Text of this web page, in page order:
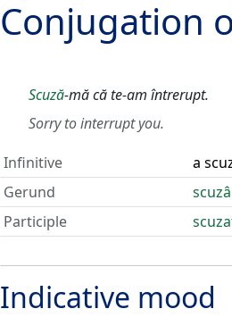
Conjugation
Scuză-mă că te-am întrerupt.
Sorry to interrupt you.
Infinitive
a
Gerund
Participle
Indicative mood